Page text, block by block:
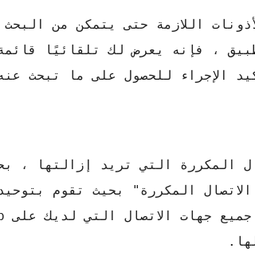
اللازمة حتى يتمكن من
، فإنه يعرض لك تلقائيًا
الإجراء للحصول على ما تبحث
المكررة التي تريد إزالتها ،
المكررة" بحيث تقوم